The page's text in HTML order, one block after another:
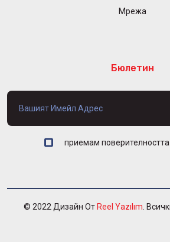
Мрежа
Бюлетин
приемам поверителността
© 2022 Дизайн От Reel Yazılım .